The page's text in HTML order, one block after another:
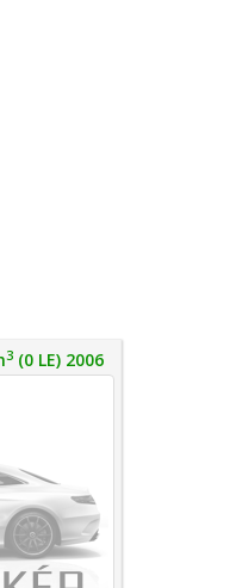
3(0 LE) 2006